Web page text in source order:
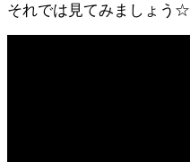
それでは見てみましょう☆